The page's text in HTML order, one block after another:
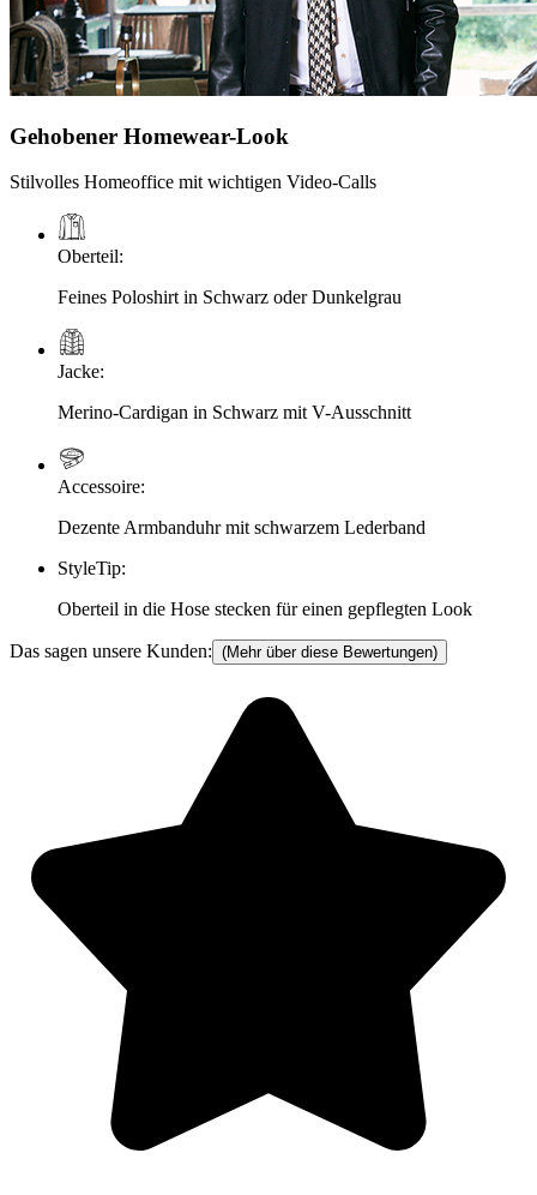
Gehobener Homewear-Look
Stilvolles Homeoffice mit wichtigen Video-Calls
Oberteil:
Feines Poloshirt in Schwarz oder Dunkelgrau
Jacke:
Merino-Cardigan in Schwarz mit V-Ausschnitt
Accessoire:
Dezente Armbanduhr mit schwarzem Lederband
StyleTip:
Oberteil in die Hose stecken für einen gepflegten Look
Das sagen unsere Kunden: (Mehr über diese Bewertungen)